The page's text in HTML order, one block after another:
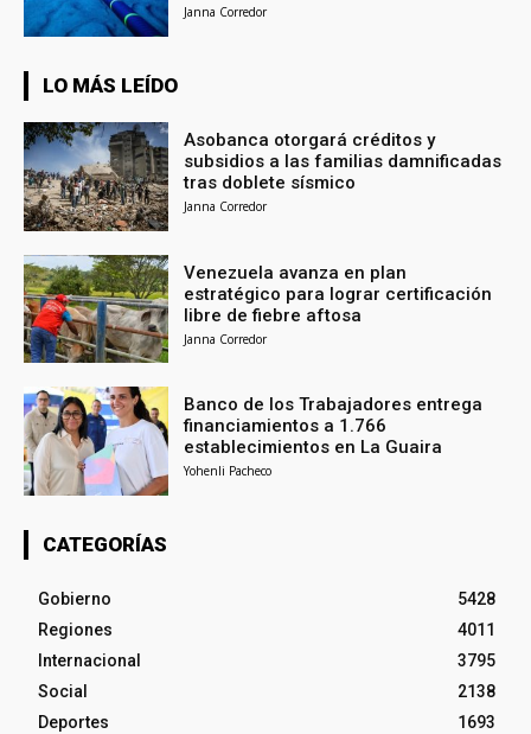
Janna Corredor
LO MÁS LEÍDO
Asobanca otorgará créditos y
subsidios a las familias damnificadas
tras doblete sísmico
Janna Corredor
Venezuela avanza en plan
estratégico para lograr certificación
libre de fiebre aftosa
Janna Corredor
Banco de los Trabajadores entrega
financiamientos a 1.766
establecimientos en La Guaira
Yohenli Pacheco
CATEGORÍAS
Gobierno
5428
Regiones
4011
Internacional
3795
Social
2138
Deportes
1693